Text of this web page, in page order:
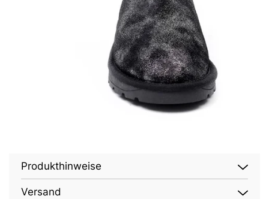
Produkthinweise
Versand